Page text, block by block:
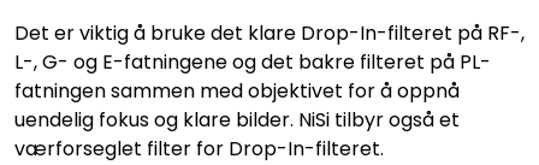
Det er viktig å bruke det klare Drop-In-filteret på RF-,
L-, G- og E-fatningene og det bakre filteret på PL-
fatningen sammen med objektivet for å oppnå
uendelig fokus og klare bilder. NiSi tilbyr også et
værforseglet filter for Drop-In-filteret.